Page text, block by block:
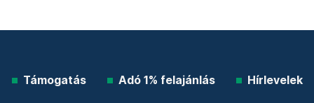
Támogatás Adó 1% felajánlás Hírlevelek